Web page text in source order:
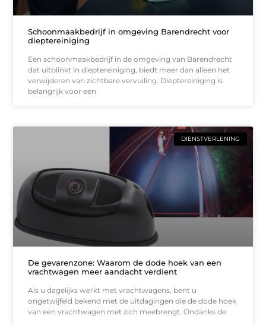
Schoonmaakbedrijf in omgeving Barendrecht voor
dieptereiniging
Een schoonmaakbedrijf in de omgeving van Barendrecht
dat uitblinkt in dieptereiniging, biedt meer dan alleen het
verwijderen van zichtbare vervuiling. Dieptereiniging is
belangrijk voor een
DIENSTVERLENING
De gevarenzone: Waarom de dode hoek van een
vrachtwagen meer aandacht verdient
Als u dagelijks werkt met vrachtwagens, bent u
ongetwijfeld bekend met de uitdagingen die de dode hoek
van een vrachtwagen met zich meebrengt. Ondanks de